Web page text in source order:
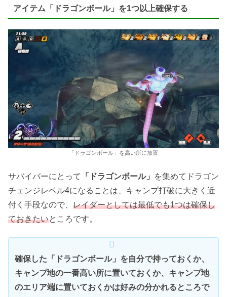
アイテム「ドラゴンボール」を1つ以上確保する
「ドラゴンボール」を高い所に放置
サバイバーにとって 「ドラゴンボール」
を集めてドラゴン
チェンジレベル4になることは、キャンプ打破に大きく近
付く手段なので、 レイダーとしては最低でも1つは確保し
ておきたいところです。
確保した「ドラゴンボール」を自分で持っておくか、
キャンプ地の一番高い所に置いておくか、キャンプ地
のエリア端に置いておくかは好みの分かれるところで